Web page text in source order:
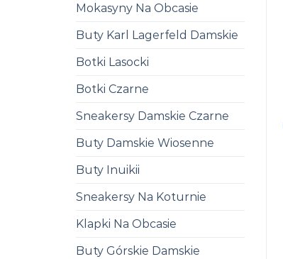
Mokasyny Na Obcasie
Buty Karl Lagerfeld Damskie
Botki Lasocki
Botki Czarne
Sneakersy Damskie Czarne
Buty Damskie Wiosenne
Buty Inuikii
Sneakersy Na Koturnie
Klapki Na Obcasie
Buty Górskie Damskie